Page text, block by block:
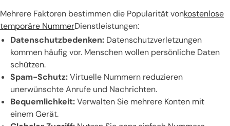
Mehrere Faktoren bestimmen die Popularität vonkostenlose
temporäre NummerDienstleistungen:
Datenschutzbedenken: Datenschutzverletzungen
kommen häufig vor. Menschen wollen persönliche Daten
schützen.
Spam-Schutz:Virtuelle Nummern reduzieren
unerwünschte Anrufe und Nachrichten.
Bequemlichkeit:Verwalten Sie mehrere Konten mit
einem Gerät.